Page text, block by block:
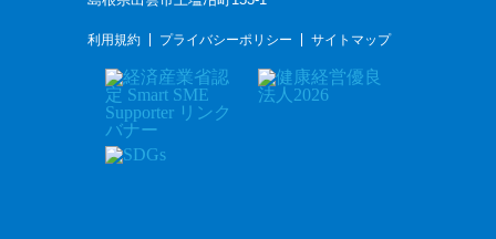
利用規約 プライバシーポリシー サイトマップ